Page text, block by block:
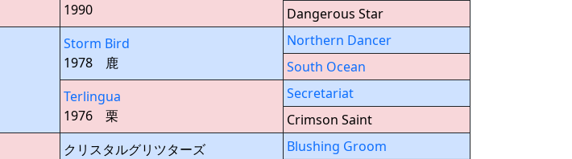
1990
Dangerous Star
Storm Bird
1978 鹿
Northern Dancer
South Ocean
Terlingua
1976 栗
Secretariat
Crimson Saint
クリスタルグリツターズ
Blushing Groom